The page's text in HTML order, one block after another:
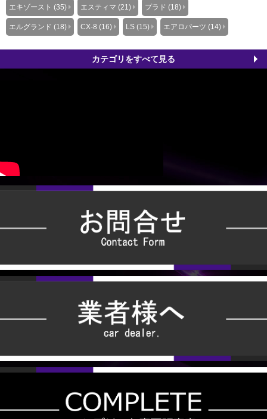
エキゾースト (35) エスティマ (21) プラド (18)
エルグランド (18) CX-8 (16) LS (15) エアロパーツ (14)
カテゴリをすべて見る